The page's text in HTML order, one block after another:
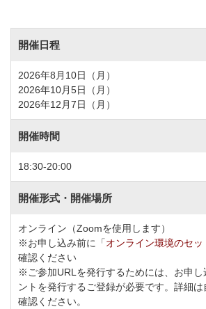
開催日程
2026年8月10日（月）
2026年10月5日（月）
2026年12月7日（月）
開催時間
18:30-20:00
開催形式・開催場所
オンライン（Zoomを使用します）
※お申し込み前に「オンライン環境のセ
確認ください
※ご参加URLを発行するためには、お申し
ントを発行するご登録が必要です。詳細
確認ください。